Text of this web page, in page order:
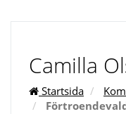
Camilla
Startsida